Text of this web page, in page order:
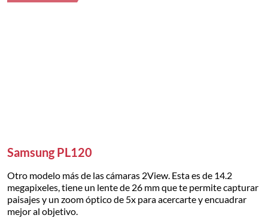
Samsung PL120
Otro modelo más de las cámaras 2View. Esta es de 14.2
megapixeles, tiene un lente de 26 mm que te permite capturar
paisajes y un zoom óptico de 5x para acercarte y encuadrar
mejor al objetivo.